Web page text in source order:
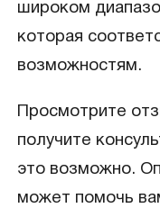
широком
которая
возможностям.
Просмотрите
получите
это возможно.
может помочь